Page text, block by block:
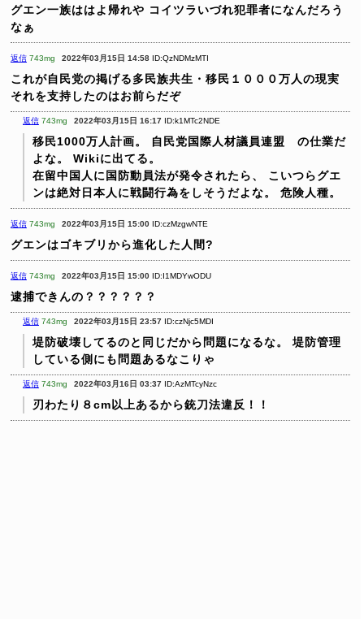
グエン一族ははよ帰れや コイツラいづれ犯罪者になんだろう
なぁ
返信 743mg 2022年03月15日 14:58 ID:QzNDMzMTI
これが自民党の掲げる多民族共生・移民１０００万人の現実
それを支持したのはお前らだぞ
返信 743mg 2022年03月15日 16:17 ID:k1MTc2NDE
移民1000万人計画。
自民党国際人材議員連盟 の仕業だ
よな。
Wikiに出てる。
在留中国人に国防動員法が発令されたら、
こいつらグエ
ンは絶対日本人に戦闘行為をしそうだよな。
危険人種。
返信 743mg 2022年03月15日 15:00 ID:czMzgwNTE
グエンはゴキブリから進化した人間?
返信 743mg 2022年03月15日 15:00 ID:I1MDYwODU
逮捕できんの？？？？？？
返信 743mg 2022年03月15日 23:57 ID:czNjc5MDI
堤防破壊してるのと同じだから問題になるな。
堤防管理
している側にも問題あるなこりゃ
返信 743mg 2022年03月16日 03:37 ID:AzMTcyNzc
刃わたり８cm以上あるから銃刀法違反！！